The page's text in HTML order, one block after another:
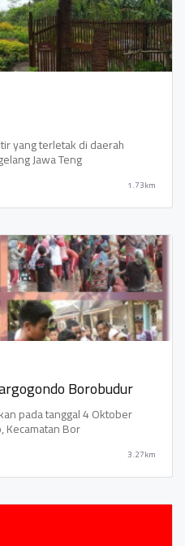
yang terletak di daerah
Jawa Teng
1.73km
Desa Bahasa Ngargogondo Borobudur
pada tanggal 4 Oktober
Kecamatan Bor
3.27km